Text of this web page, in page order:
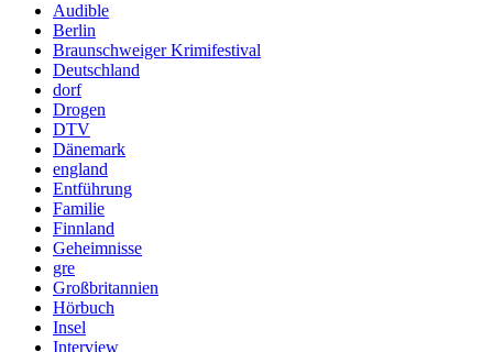
Audible
Berlin
Braunschweiger Krimifestival
Deutschland
dorf
Drogen
DTV
Dänemark
england
Entführung
Familie
Finnland
Geheimnisse
gre
Großbritannien
Hörbuch
Insel
Interview